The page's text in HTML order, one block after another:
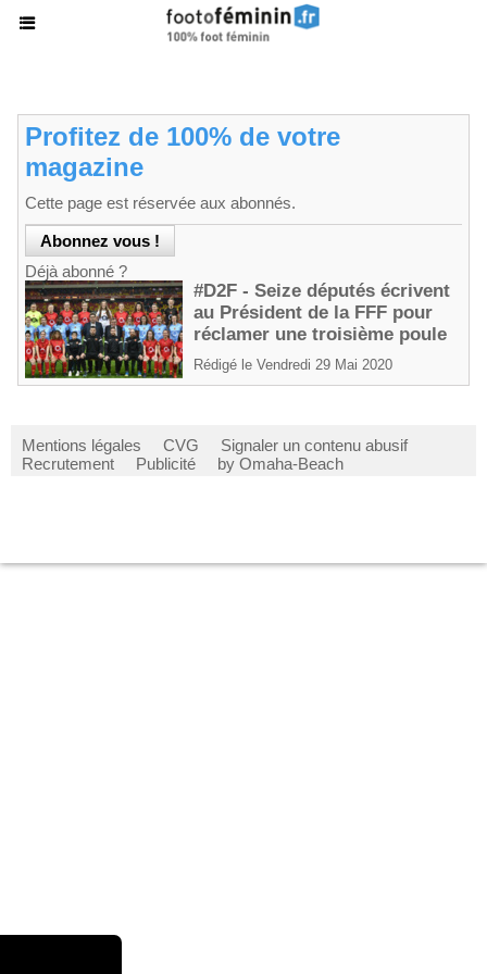
Profitez de 100% de votre
magazine
Cette page est réservée aux abonnés.
Déjà abonné ?
#D2F - Seize députés écrivent
au Président de la FFF pour
réclamer une troisième poule
Rédigé le Vendredi 29 Mai 2020
Mentions légales CVG
Signaler un contenu abusif
Recrutement
Publicité by Omaha-Beach